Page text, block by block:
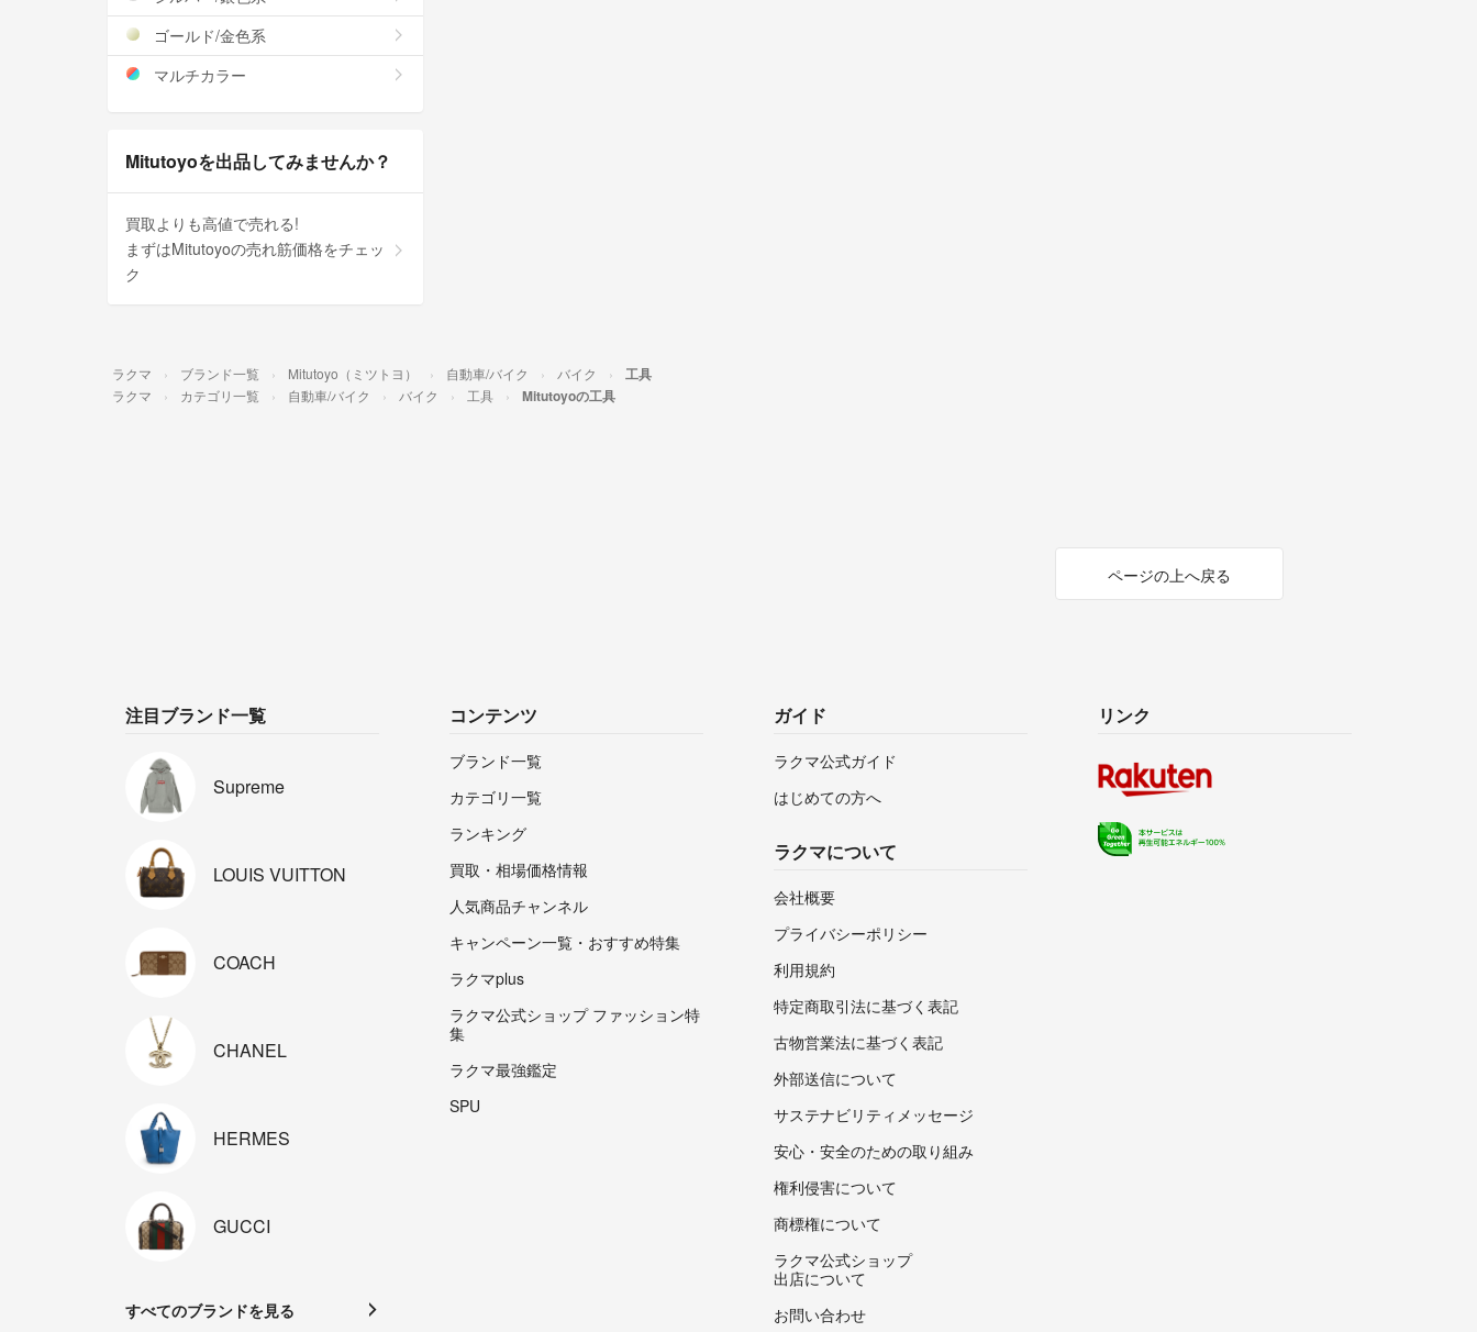
ゴールド/金色系
マルチカラー
Mitutoyoを出品してみませんか？
買取よりも高値で売れる!
まずはMitutoyoの売れ筋価格をチェッ
ク
ラクマ ブランド一覧 Mitutoyo（ミツトヨ） 自動車/バイク バイク 工具
ラクマ カテゴリ一覧 自動車/バイク バイク 工具 Mitutoyoの工具
ページの上へ戻る
注目ブランド一覧
Supreme
LOUIS VUITTON
COACH
CHANEL
HERMES
GUCCI
すべてのブランドを見る
コンテンツ
ブランド一覧
カテゴリ一覧
ランキング
買取・相場価格情報
人気商品チャンネル
キャンペーン一覧・おすすめ特集
ラクマplus
ラクマ公式ショップ ファッション特
集
ラクマ最強鑑定
SPU
ガイド
ラクマ公式ガイド
はじめての方へ
ラクマについて
会社概要
プライバシーポリシー
利用規約
特定商取引法に基づく表記
古物営業法に基づく表記
外部送信について
サステナビリティメッセージ
安心・安全のための取り組み
権利侵害について
商標権について
ラクマ公式ショップ
出店について
お問い合わせ
リンク